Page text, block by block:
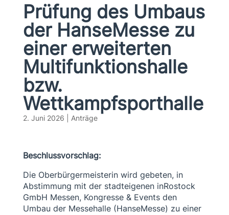
Prüfung des Umbaus
der HanseMesse zu
einer erweiterten
Multifunktionshalle
bzw.
Wettkampfsporthalle
2. Juni 2026 Anträge
Beschlussvorschlag:
Die Oberbürgermeisterin wird gebeten, in
Abstimmung mit der stadteigenen inRostock
GmbH Messen, Kongresse & Events den
Umbau der Messehalle (HanseMesse) zu einer